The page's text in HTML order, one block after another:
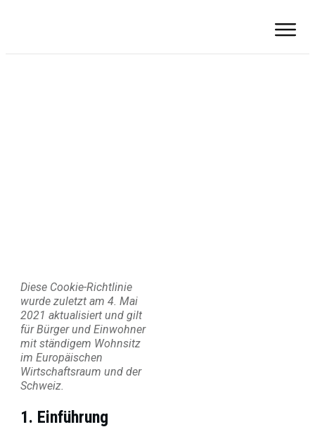
Diese Cookie-Richtlinie
wurde zuletzt am 4. Mai
2021 aktualisiert und gilt
für Bürger und Einwohner
mit ständigem Wohnsitz
im Europäischen
Wirtschaftsraum und der
Schweiz.
1. Einführung